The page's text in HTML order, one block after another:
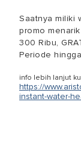
Saatnya miliki
promo
300 Ribu,
Periode
info lebih lanjut
https://
instant-water-